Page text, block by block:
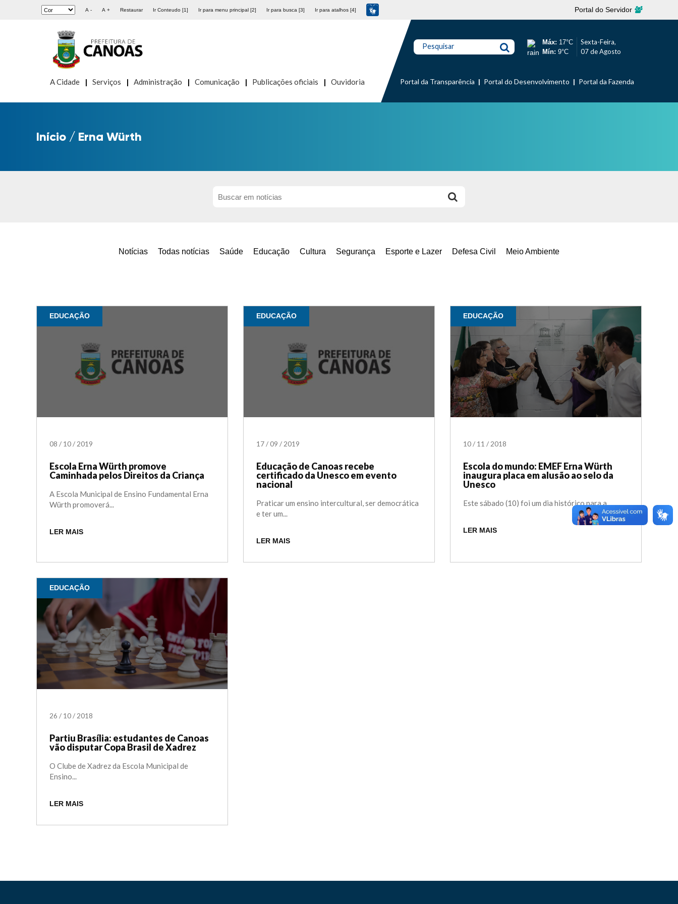
A - A + Restaurar Ir Conteudo [1] Ir para menu principal [2] Ir para busca [3] Ir para atalhos [4] Portal do Servidor
A Cidade Serviços Administração Comunicação Publicações oficiais Ouvidoria
Pesquisar Máx: 17°C
Mín: 9°C
Sexta-Feira,
07 de Agosto
Portal da Transparência Portal do Desenvolvimento Portal da Fazenda
Início / Erna Würth
Notícias Todas notícias Saúde Educação Cultura Segurança Esporte e Lazer Defesa Civil Meio Ambiente
EDUCAÇÃO
08 / 10/2019
Escola Erna Würth promove
Caminhada pelos Direitos da Criança
A Escola Municipal de Ensino Fundamental Erna
Würth promoverá...
LER MAIS
EDUCAÇÃO
17/09 /2019
Educação de Canoas recebe
certificado da Unesco em evento
nacional
Praticar um ensino intercultural, ser democrática
e ter um...
LER MAIS
EDUCAÇÃO
10/ 11 /2018
Escola do mundo: EMEF Erna Würth
inaugura placa em alusão ao selo da
Unesco
Este sábado (10) foi um dia histórico para a...
LER MAIS
EDUCAÇÃO
26 / 10/2018
Partiu Brasília: estudantes de Canoas
vão disputar Copa Brasil de Xadrez
O Clube de Xadrez da Escola Municipal de
Ensino...
LER MAIS